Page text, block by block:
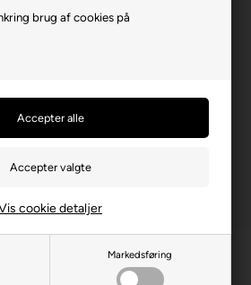
brug af cookies på
Markedsføring
cookie detaljer